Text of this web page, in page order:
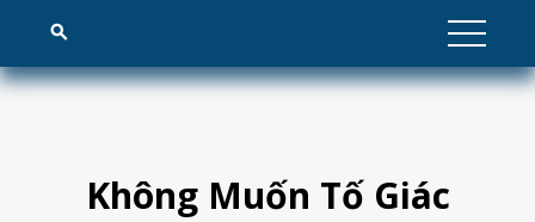
Skip
Không Muốn Tố Giác